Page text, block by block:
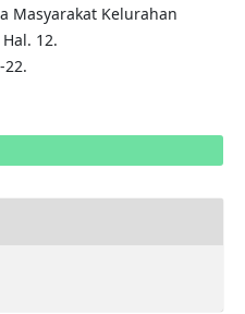
Masyarakat Kelurahan
12.
22.